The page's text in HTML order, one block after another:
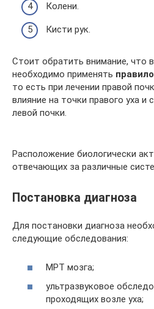
Колени.
Кисти рук.
Стоит обратить внимание, что
необходимо применять
то есть при лечении правой
влияние на точки правого уха и
левой почки.
Расположение биологически
отвечающих за различные
Постановка диагноза
Для постановки диагноза
следующие обследования:
МРТ мозга;
ультразвуковое
проходящих возле уха;